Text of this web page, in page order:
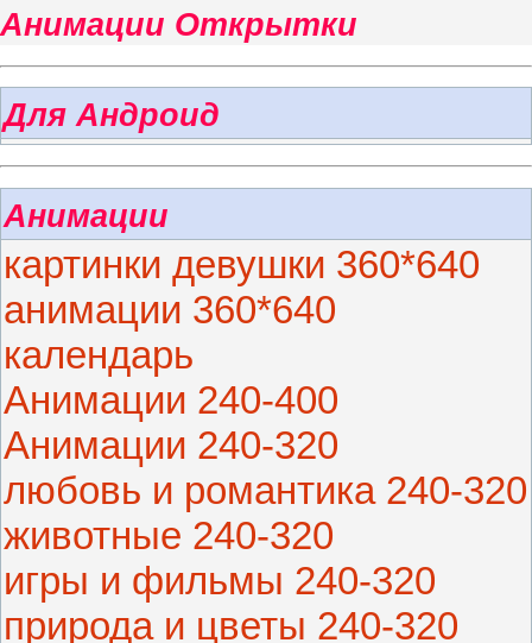
Анимации Открытки
Для Андроид
Анимации
картинки девушки 360*640
анимации 360*640
календарь
Анимации 240-400
Анимации 240-320
любовь и романтика 240-320
животные 240-320
игры и фильмы 240-320
природа и цветы 240-320